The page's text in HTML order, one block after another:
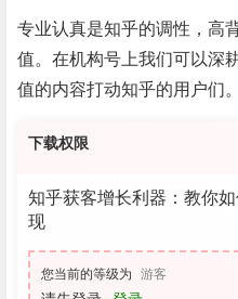
专业认真是知乎的调性，高
值。在机构号上我们可以深
值的内容打动知乎的用户们。
下载权限
知乎获客增长利器：教你
现
您当前的等级为 游客